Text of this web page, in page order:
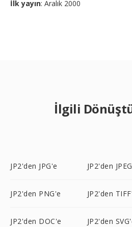
İlk yayın: Aralık 2000
İlgili
JP2'den JPG'e JP2'den
JP2'den PNG'e JP2'den
JP2'den DOC'e JP2'den